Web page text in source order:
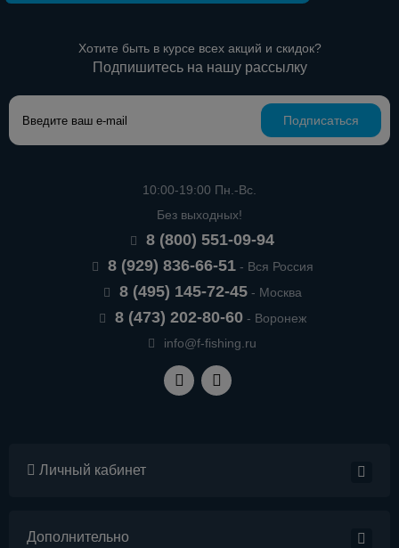
Хотите быть в курсе всех акций и скидок?
Подпишитесь на нашу рассылку
Подписаться
10:00-19:00 Пн.-Вс.
Без выходных!
8 (800) 551-09-94
8 (929) 836-66-51- Вся Россия
8 (495) 145-72-45- Москва
8 (473) 202-80-60- Воронеж
info@f-fishing.ru
Личный кабинет
Дополнительно